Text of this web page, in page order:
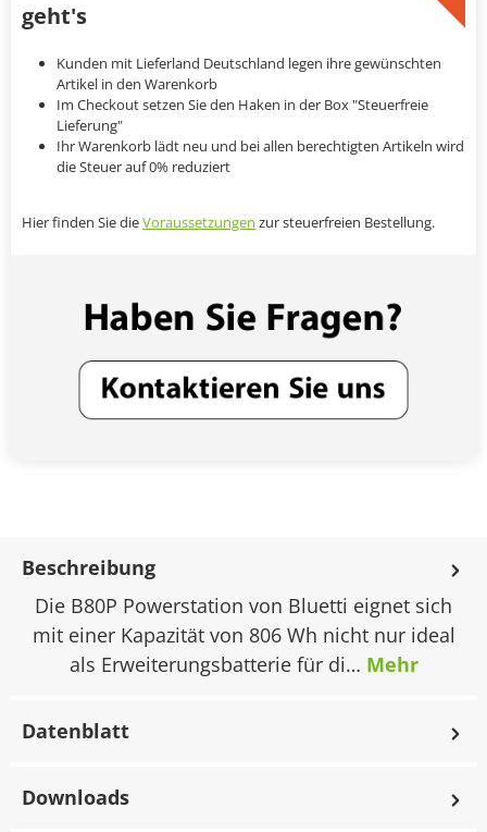
geht's
Kunden mit Lieferland Deutschland legen ihre gewünschten
Artikel in den Warenkorb
Im Checkout setzen Sie den Haken in der Box "Steuerfreie
Lieferung"
Ihr Warenkorb lädt neu und bei allen berechtigten Artikeln wird
die Steuer auf 0% reduziert
Hier finden Sie dieVoraussetzungen zur steuerfreien Bestellung.
Beschreibung
Die B80P Powerstation von Bluetti eignet sich
mit einer Kapazität von 806 Wh nicht nur ideal
als Erweiterungsbatterie für di… Mehr
Datenblatt
Downloads